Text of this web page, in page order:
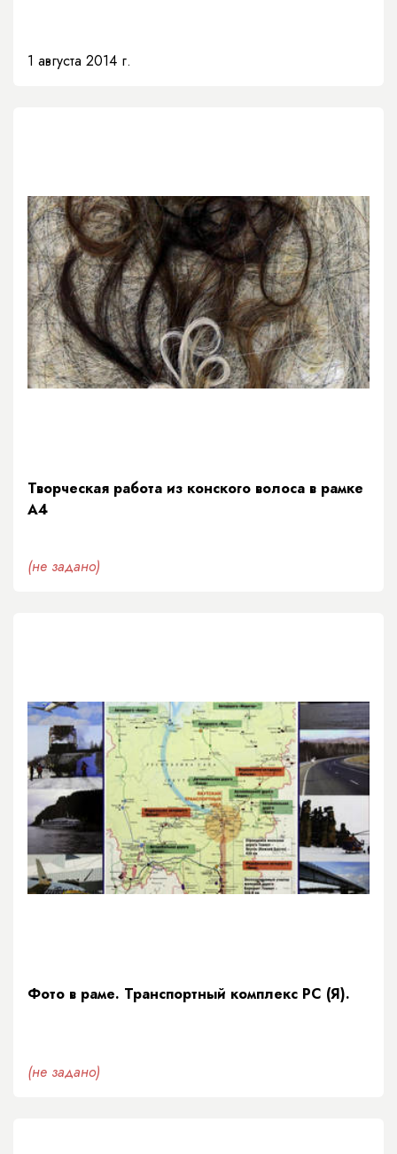
1 августа 2014 г.
Творческая работа из конского волоса в рамке
А4
(не задано)
Фото в раме. Транспортный комплекс РС (Я).
(не задано)